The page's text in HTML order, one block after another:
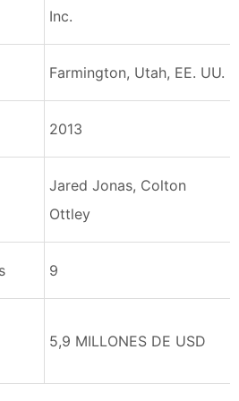
Inc.
Farmington, Utah, EE. UU.
2013
Jared Jonas, Colton
Ottley
9
5,9 MILLONES DE USD